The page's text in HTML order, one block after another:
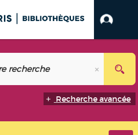
Recherche avancée